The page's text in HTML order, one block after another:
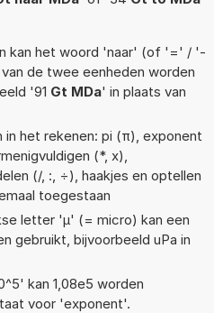
kan het woord 'naar' (of '=' / '-
de twee eenheden worden
'91 Gt MDa' in plaats van
in het rekenen: pi (π), exponent
(*, x),
(/, :, ÷), haakjes en optellen
toegestaan
letter 'µ' (= micro) kan een
gebruikt, bijvoorbeeld uPa in
kan 1,08e5 worden
voor 'exponent'.